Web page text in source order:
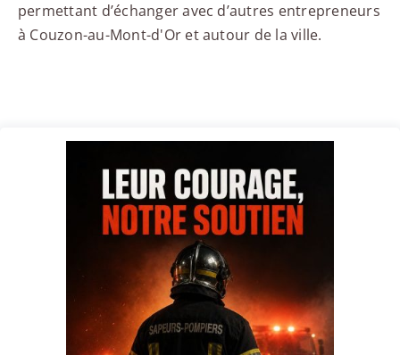
permettant d’échanger avec d’autres entrepreneurs
à Couzon-au-Mont-d'Or et autour de la ville.